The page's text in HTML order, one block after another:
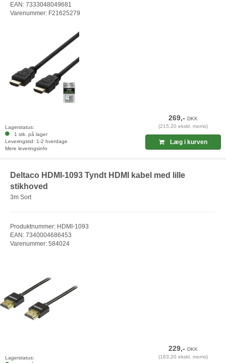
EAN: 7333048049681
Varenummer: F21625279
Lagerstatus:
1 stk. på lager
Leveringstid: 1-2 hverdage
Mere leveringsinfo
269,-DKK
(215,20 ekskl. moms)
Læg i kurven
Deltaco HDMI-1093 Tyndt HDMI kabel med lille
stikhoved
3m Sort
Produktnummer: HDMI-1093
EAN: 7340004686453
Varenummer: 584024
Lagerstatus:
229,-DKK
(183,20 ekskl. moms)